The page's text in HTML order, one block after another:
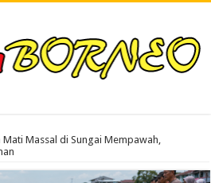
Mati Massal di Sungai Mempawah,